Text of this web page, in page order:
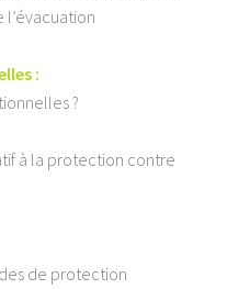
l’évacuation
:
?
à la protection contre
de protection